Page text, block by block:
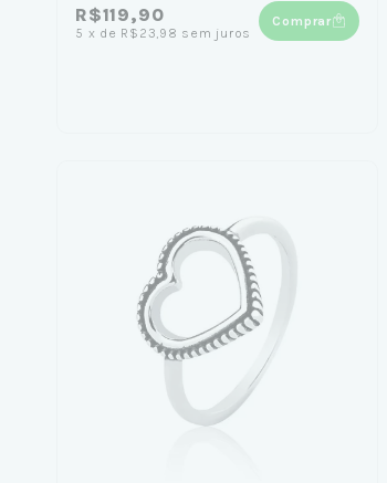
R$119,90
5 x de R$23,98 sem juros
Comprar